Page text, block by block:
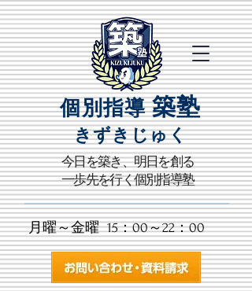
​今日を築き、明日を創る
一歩先を行く個別指導塾
月曜～金曜 15：00～22：00​
個別指導 築塾
きずきじゅく​